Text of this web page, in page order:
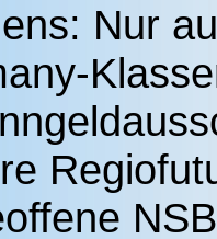
Nur